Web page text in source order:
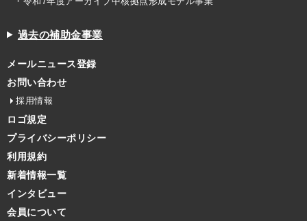
過去の補助金事業
メールニュース登録
お問い合わせ
採用情報
ロゴ規定
プライバシーポリシー
利用規約
新着情報一覧
インタビュー
会員について